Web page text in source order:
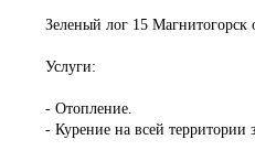
Зеленый лог 15
Услуги:
- Отопление.
- Курение на всей территории